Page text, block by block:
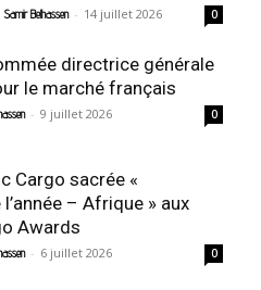
Samir Belhassen - 14 juillet 2026 0
directrice générale
le marché français
- 9 juillet 2026 0
Cargo sacrée «
– Afrique » aux
Awards
- 6 juillet 2026 0